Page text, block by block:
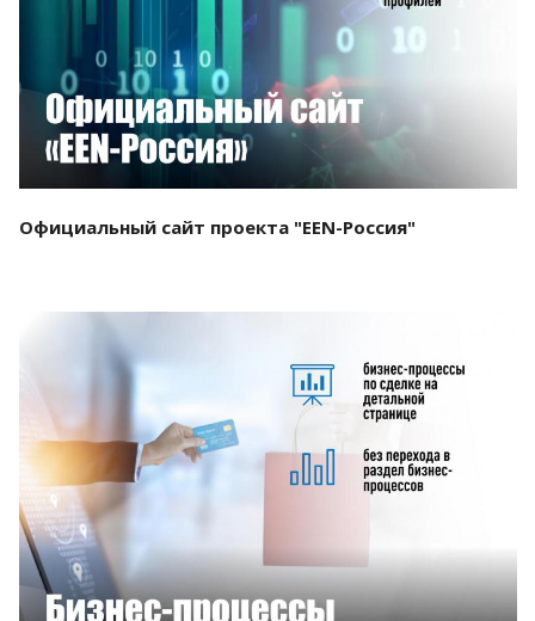
Смотреть проект
Официальный сайт проекта "EEN-Россия"